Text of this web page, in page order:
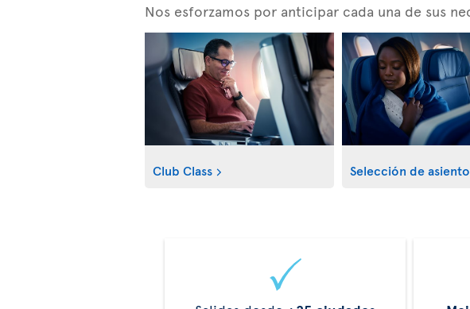
Nos esforzamos por anticipar cada una de sus
Club Class Selección de